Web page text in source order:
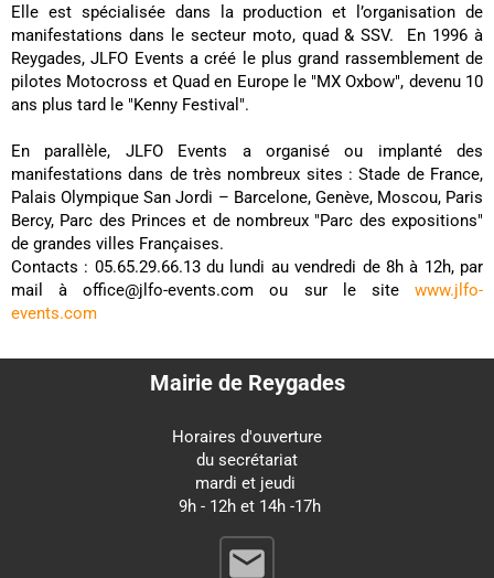
Elle est spécialisée dans la production et l’organisation de
manifestations dans le secteur moto, quad & SSV. En 1996 à
Reygades, JLFO Events a créé le plus grand rassemblement de
pilotes Motocross et Quad en Europe le "MX Oxbow", devenu 10
ans plus tard le "Kenny Festival".
En parallèle, JLFO Events a organisé ou implanté des
manifestations dans de très nombreux sites : Stade de France,
Palais Olympique San Jordi – Barcelone, Genève, Moscou, Paris
Bercy, Parc des Princes et de nombreux "Parc des expositions"
de grandes villes Françaises.
Contacts : 05.65.29.66.13 du lundi au vendredi de 8h à 12h, par
mail à office@jlfo-events.com ou sur le site www.jlfo-
events.com
Mairie de Reygades
Horaires d'ouverture
du secrétariat
mardi et jeudi
9h - 12h et 14h -17h
email